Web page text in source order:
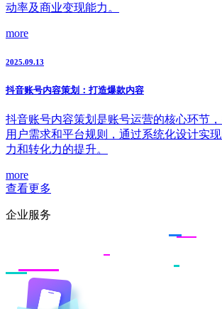
动率及商业变现能力。
more
2025.09.13
抖音账号内容策划：打造爆款内容
抖音账号内容策划是账号运营的核心环节，
用户需求和平台规则，通过系统化设计实
力和转化力的提升。
more
查看更多
企业服务